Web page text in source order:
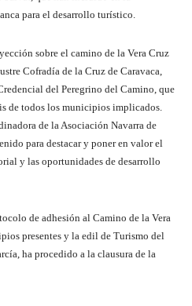
para el desarrollo turístico.
sobre el camino de la Vera Cruz
Cofradía de la Cruz de Caravaca,
del Peregrino del Camino, que
de todos los municipios implicados.
de la Asociación Navarra de
para destacar y poner en valor el
y las oportunidades de desarrollo
de adhesión al Camino de la Vera
presentes y la edil de Turismo del
ha procedido a la clausura de la